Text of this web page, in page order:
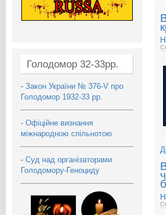
Голодомор 32-33рр.
- Закон України № 376-V про
Голодомор 1932-33 рр.
- Офіційне визнання
міжнародною спільнотою
- Суд над організаторами
Голодомору-Геноциду